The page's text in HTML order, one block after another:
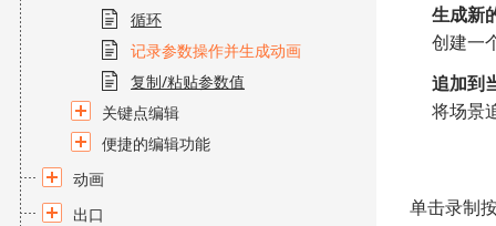
循环
记录参数操作并生成动画
复制/粘贴参数值
关键点编辑
便捷的编辑功能
动画
出口
生成新
创建一
追加到
将场景
单击录制